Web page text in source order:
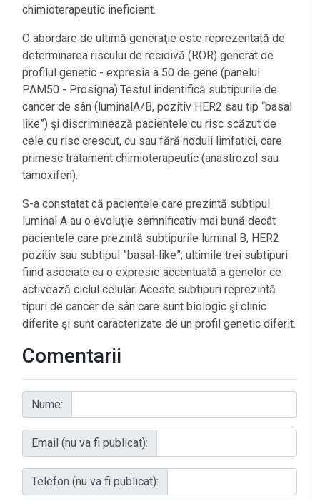
chimioterapeutic ineficient.
O abordare de ultimă generaţie este reprezentată de
determinarea riscului de recidivă (ROR) generat de
profilul genetic - expresia a 50 de gene (panelul
PAM50 - Prosigna).Testul indentifică subtipurile de
cancer de sân (luminalA/B, pozitiv HER2 sau tip “basal
like”) şi discriminează pacientele cu risc scăzut de
cele cu risc crescut, cu sau fără noduli limfatici, care
primesc tratament chimioterapeutic (anastrozol sau
tamoxifen).
S-a constatat că pacientele care prezintă subtipul
luminal A au o evoluţie semnificativ mai bună decât
pacientele care prezintă subtipurile luminal B, HER2
pozitiv sau subtipul ”basal-like”; ultimile trei subtipuri
fiind asociate cu o expresie accentuată a genelor ce
activează ciclul celular. Aceste subtipuri reprezintă
tipuri de cancer de sân care sunt biologic şi clinic
diferite şi sunt caracterizate de un profil genetic diferit.
Comentarii
Nume:
Email (nu va fi publicat):
Telefon (nu va fi publicat):